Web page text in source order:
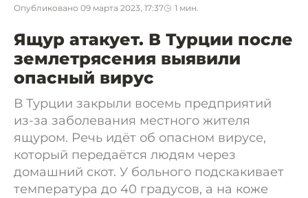
Опубликовано 09 марта 2023, 17:37 1 мин.
Ящур атакует. В Турции после
землетрясения выявили
опасный вирус
В Турции закрыли восемь предприятий
из-за заболевания местного жителя
ящуром. Речь идёт об опасном вирусе,
который передаётся людям через
домашний скот. У больного подскакивает
температура до 40 градусов, а на коже